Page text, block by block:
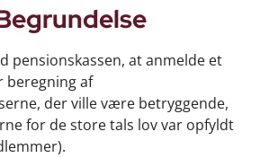
pensionskassen, at anmelde et
beregning af
der ville være betryggende,
for de store tals lov var opfyldt